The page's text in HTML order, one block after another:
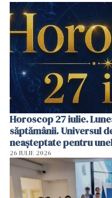
Horoscop 27 iulie.
săptămânii. Universul
neașteptate pentru
26 IULIE 2026